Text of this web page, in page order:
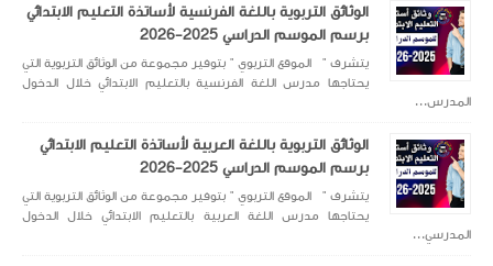
الوثائق التربوية باللغة الفرنسية لأساتذة التعليم الابتدائي
برسم الموسم الدراسي 2025-2026
يتشرف " الموقع التربوي " بتوفير مجموعة من الوثائق التربوية التي
يحتاجها مدرس اللغة الفرنسية بالتعليم الابتدائي خلال الدخول
المدرس...
الوثائق التربوية باللغة العربية لأساتذة التعليم الابتدائي
برسم الموسم الدراسي 2025-2026
يتشرف " الموقع التربوي " بتوفير مجموعة من الوثائق التربوية التي
يحتاجها مدرس اللغة العربية بالتعليم الابتدائي خلال الدخول
المدرسي...